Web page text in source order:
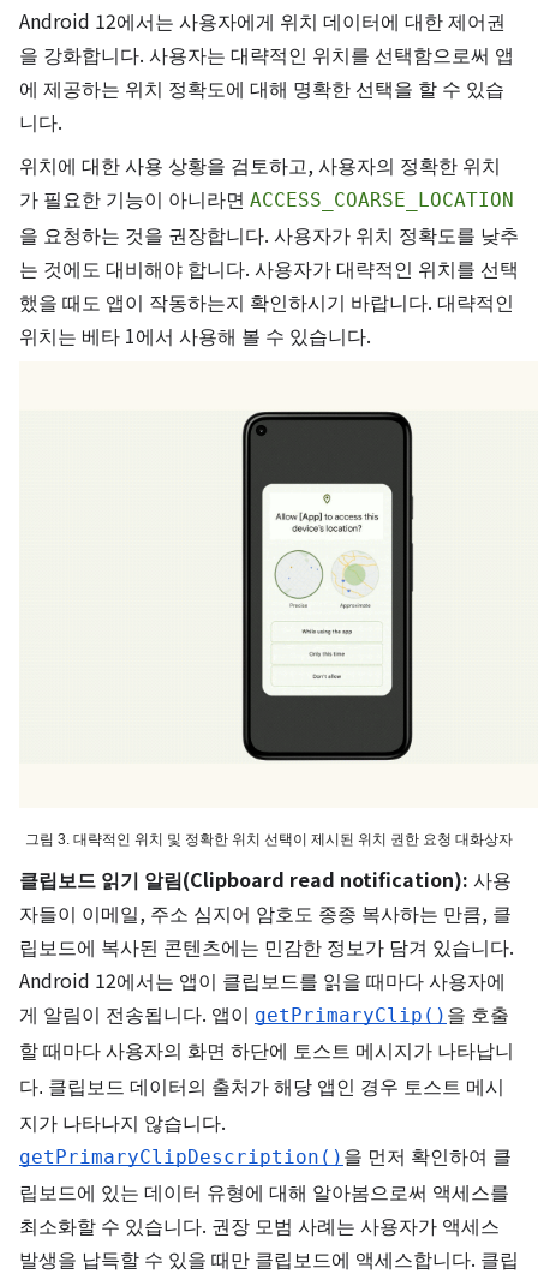
Android 12에서는 사용자에게 위치 데이터에 대한 제어권
을 강화합니다. 사용자는 대략적인 위치를 선택함으로써 앱
에 제공하는 위치 정확도에 대해 명확한 선택을 할 수 있습
니다.
위치에 대한 사용 상황을 검토하고, 사용자의 정확한 위치
가 필요한 기능이 아니라면 ACCESS_COARSE_LOCATION
을 요청하는 것을 권장합니다. 사용자가 위치 정확도를 낮추
는 것에도 대비해야 합니다. 사용자가 대략적인 위치를 선택
했을 때도 앱이 작동하는지 확인하시기 바랍니다. 대략적인
위치는 베타 1에서 사용해 볼 수 있습니다.
그림 3. 대략적인 위치 및 정확한 위치 선택이 제시된 위치 권한 요청 대화상자
클립보드 읽기 알림(Clipboard read notification): 사용
자들이 이메일, 주소 심지어 암호도 종종 복사하는 만큼, 클
립보드에 복사된 콘텐츠에는 민감한 정보가 담겨 있습니다.
Android 12에서는 앱이 클립보드를 읽을 때마다 사용자에
게 알림이 전송됩니다. 앱이 getPrimaryClip() 을 호출
할 때마다 사용자의 화면 하단에 토스트 메시지가 나타납니
다. 클립보드 데이터의 출처가 해당 앱인 경우 토스트 메시
지가 나타나지 않습니다.
getPrimaryClipDescription() 을 먼저 확인하여 클
립보드에 있는 데이터 유형에 대해 알아봄으로써 액세스를
최소화할 수 있습니다. 권장 모범 사례는 사용자가 액세스
발생을 납득할 수 있을 때만 클립보드에 액세스합니다. 클립